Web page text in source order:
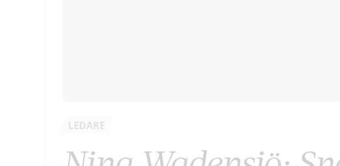
LEDARE